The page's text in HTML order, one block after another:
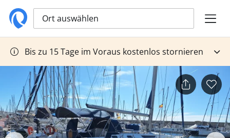
Ort auswählen
Bis zu 15 Tage im Voraus kostenlos stornieren